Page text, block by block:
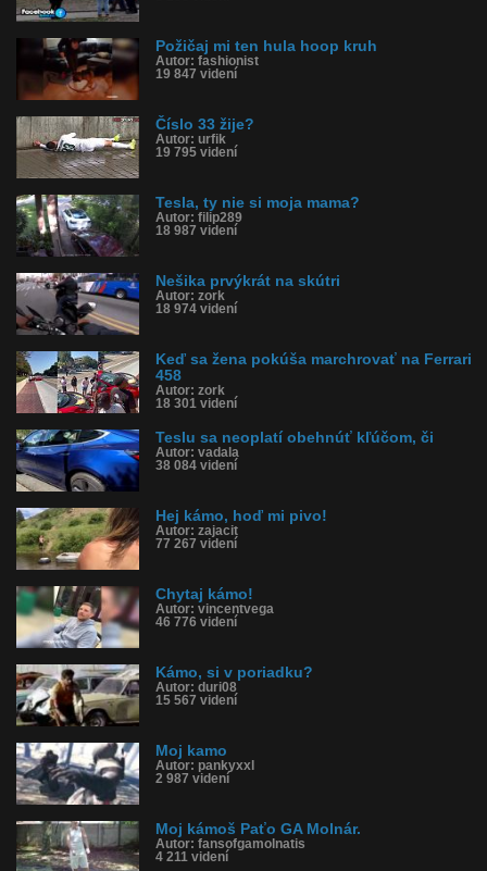
Kategória: auto-moto
Tagy: rýchlo, požičaj, naraziť, nabúrať, neubrzdiť, tesla, tesla
model y, skúšobná jazda, kamoš, rozbiť, škoda, auto, orlando,
elektromobil
História sledovanosti videa:
Požičaj mi ten hula hoop kruh
Autor: fashionist
19 847 videní
Číslo 33 žije?
Autor: urfik
19 795 videní
Tesla, ty nie si moja mama?
Autor: filip289
18 987 videní
Nešika prvýkrát na skútri
Autor: zork
18 974 videní
Keď sa žena pokúša marchrovať na Ferrari
458
Autor: zork
18 301 videní
Teslu sa neoplatí obehnúť kľúčom, či
Autor: vadala
38 084 videní
Hej kámo, hoď mi pivo!
Autor: zajacit
77 267 videní
Chytaj kámo!
Autor: vincentvega
46 776 videní
Kámo, si v poriadku?
Autor: duri08
15 567 videní
Moj kamo
Autor: pankyxxl
2 987 videní
Moj kámoš Paťo GA Molnár.
Autor: fansofgamolnatis
4 211 videní